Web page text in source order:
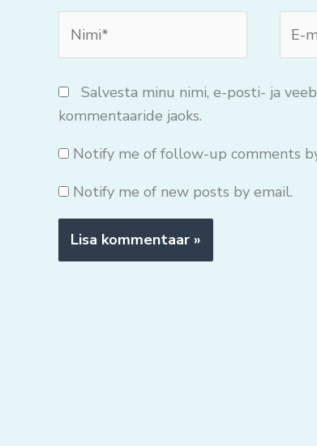
mail*
Salvesta minu nimi, e-posti- ja
kommentaaride jaoks.
Notify me of follow-up comments
Notify me of new posts by email.